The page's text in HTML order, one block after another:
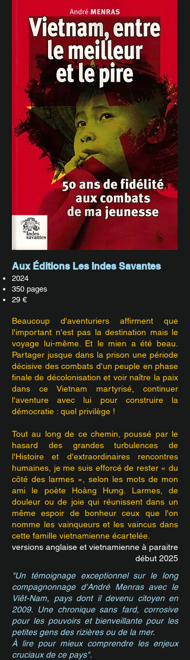
​Aux Éditions Les Indes Savantes
2024
350 pages
29 €
Beaucoup d'aventuriers affirment que
l'important n'est pas la destination mais le
voyage lui-même. Et le mien a été beau.
Partager jusque dans la prison une période
décisive des combats d'un peuple en phase
finale de décolonisation et voir naître la paix
dans ce Vietnam martyrisé, continuer
l'aventure avec lui pour construire la
démocratie : quel privilège !
Tout au long de ce chemin, poussé par le
hasard des grandes turbulences de
l'Histoire et d'extraordinaires rencontres
humaines, je me suis efforcé de rester « du
côté des larmes », selon les mots de mon
ami le poète Hoàng Hưng. Larmes, de
douleur ou de joie qui réunissent dans un
même espoir de bonheur ceux que l'on
nomme les vainqueurs et les vaincus dans
cette famille vietnamienne écartelée.
versions anglaise et vietnamienne à paraitre
début 2025
"Un témoignage exceptionnel sur le long
compagnonnage d'André Menras avec le
Viêt-Nam, pays dont il devenu citoyen en
2009. Une chronique sans fard, corrosive
pour les pouvoirs et bienveillante pour les
petites gens des rizières ou de la mer.
À lire pour mieux comprendre les enjeux
cruciaux de ce pays".